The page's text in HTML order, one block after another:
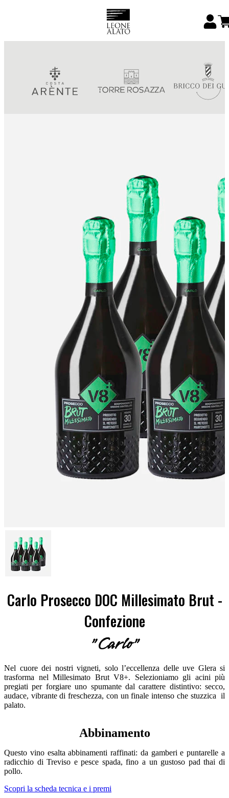
Carlo Prosecco DOC Millesimato Brut -
Confezione
"Carlo"
Nel cuore dei nostri vigneti, solo l’eccellenza delle uve Glera si
trasforma nel Millesimato Brut V8+. Selezioniamo gli acini più
pregiati per forgiare uno spumante dal carattere distintivo: secco,
audace, vibrante di freschezza, con un finale intenso che stuzzica il
palato.
Abbinamento
Questo vino esalta abbinamenti raffinati: da gamberi e puntarelle a
radicchio di Treviso e pesce spada, fino a un gustoso pad thai di
pollo.
Scopri la scheda tecnica e i premi